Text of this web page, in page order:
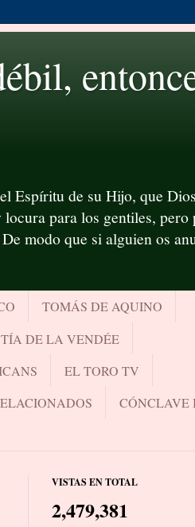
Espíritu de su Hijo, que
para los gentiles, pero
modo que si alguien os
TOMÁS DE AQUINO
DE LA VENDÉE
EL TORO TV
CÓNCLAVE
VISTAS EN TOTAL
2,479,381